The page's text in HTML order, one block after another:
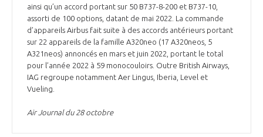
ainsi qu’un accord portant sur 50 B737-8-200 et B737-10,
assorti de 100 options, datant de mai 2022. La commande
d’appareils Airbus fait suite à des accords antérieurs portant
sur 22 appareils de la famille A320neo (17 A320neos, 5
A321neos) annoncés en mars et juin 2022, portant le total
pour l’année 2022 à 59 monocouloirs. Outre British Airways,
IAG regroupe notamment Aer Lingus, Iberia, Level et
Vueling.
Air Journal du 28 octobre